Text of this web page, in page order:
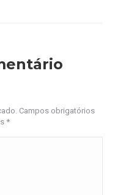
Campos obrigatórios
*